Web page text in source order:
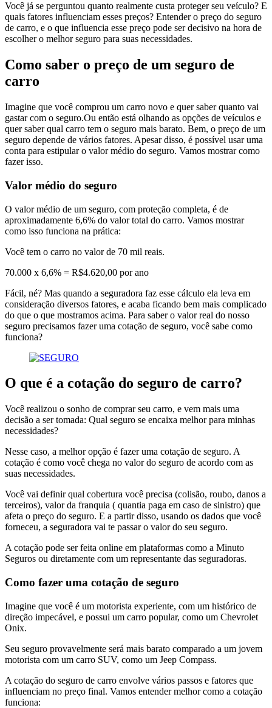
Você já se perguntou quanto realmente custa proteger seu veículo? E
quais fatores influenciam esses preços? Entender o preço do seguro
de carro, e o que influencia esse preço pode ser decisivo na hora de
escolher o melhor seguro para suas necessidades.
Como saber o preço de um seguro de
carro
Imagine que você comprou um carro novo e quer saber quanto vai
gastar com o seguro.Ou então está olhando as opções de veículos e
quer saber qual carro tem o seguro mais barato. Bem, o preço de um
seguro depende de vários fatores. Apesar disso, é possível usar uma
conta para estipular o valor médio do seguro. Vamos mostrar como
fazer isso.
Valor médio do seguro
O valor médio de um seguro, com proteção completa, é de
aproximadamente 6,6% do valor total do carro. Vamos mostrar
como isso funciona na prática:
Você tem o carro no valor de 70 mil reais.
70.000 x 6,6% = R$4.620,00 por ano
Fácil, né? Mas quando a seguradora faz esse cálculo ela leva em
consideração diversos fatores, e acaba ficando bem mais complicado
do que o que mostramos acima. Para saber o valor real do nosso
seguro precisamos fazer uma cotação de seguro, você sabe como
funciona?
O que é a cotação do seguro de carro?
Você realizou o sonho de comprar seu carro, e vem mais uma
decisão a ser tomada: Qual seguro se encaixa melhor para minhas
necessidades?
Nesse caso, a melhor opção é fazer uma cotação de seguro. A
cotação é como você chega no valor do seguro de acordo com as
suas necessidades.
Você vai definir qual cobertura você precisa (colisão, roubo, danos a
terceiros), valor da franquia ( quantia paga em caso de sinistro) que
afeta o preço do seguro. E a partir disso, usando os dados que você
forneceu, a seguradora vai te passar o valor do seu seguro.
A cotação pode ser feita online em plataformas como a Minuto
Seguros ou diretamente com um representante das seguradoras.
Como fazer uma cotação de seguro
Imagine que você é um motorista experiente, com um histórico de
direção impecável, e possui um carro popular, como um Chevrolet
Onix.
Seu seguro provavelmente será mais barato comparado a um jovem
motorista com um carro SUV, como um Jeep Compass.
A cotação do seguro de carro envolve vários passos e fatores que
influenciam no preço final. Vamos entender melhor como a cotação
funciona: